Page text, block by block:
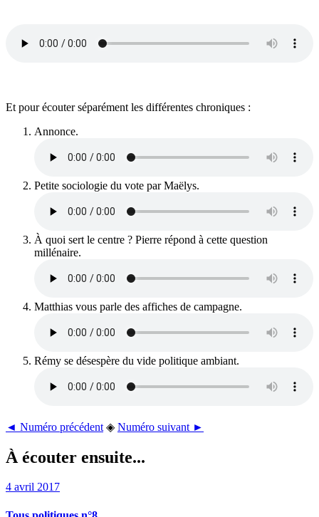
Et pour écouter séparément les différentes chroniques :
Annonce.
Petite sociologie du vote par Maëlys.
À quoi sert le centre ? Pierre répond à cette question
millénaire.
Matthias vous parle des affiches de campagne.
Rémy se désespère du vide politique ambiant.
◄ Numéro précédent ◈ Numéro suivant ►
À écouter ensuite...
4 avril 2017